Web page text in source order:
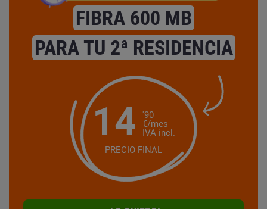
FIBRA 600 MB
PARA TU 2ª RESIDENCIA
14
'90
€/mes
IVA incl.
PRECIO FINAL